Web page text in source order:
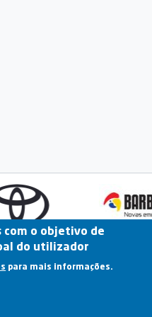
Arquivo
|
o objetivo de
do utilizador
para mais informações.